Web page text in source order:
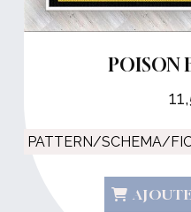
POISON